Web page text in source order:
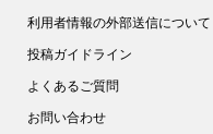
利用者情報の外部送信について
投稿ガイドライン
よくあるご質問
お問い合わせ